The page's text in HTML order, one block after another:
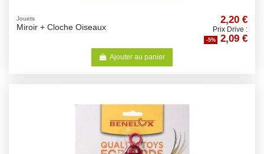
Jouets
Miroir + Cloche Oiseaux
2,20 €
Prix Drive :
-5% 2,09 €
Ajouter au panier